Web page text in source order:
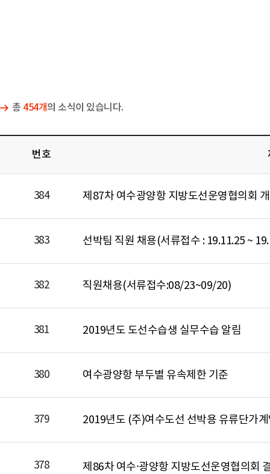
총 454개의 소식이 있습니다.
번호
384 제87차 여수광양항 지방도선운영협의회
383 선박팀 직원 채용(서류접수 : 19.11.25 ~
382 직원채용(서류접수:08/23~09/20)
381 2019년도 도선수습생 실무수습 알림
380 여수광양항 부두별 유속제한 기준
379 2019년도 (주)여수도선 선박용 유류단가
378 제86차 여수·광양항 지방도선운영협의회